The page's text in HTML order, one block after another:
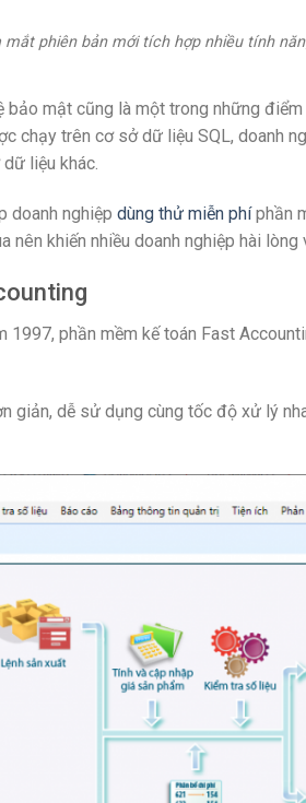
bản mới tích hợp nhiều tính
bảo mật cũng là một trong những
chạy trên cơ sở dữ liệu SQL, doanh
liệu khác.
doanh nghiệp dùng thử miễn phíphần
khiến nhiều doanh nghiệp hài lòng
phần mềm kế toán Fast
giản, dễ sử dụng cùng tốc độ xử lý